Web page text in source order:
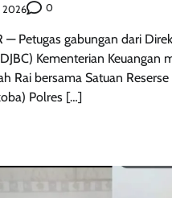
2026 0
— Petugas gabungan dari
Kementerian Keuangan
Rai bersama Satuan
Polres […]